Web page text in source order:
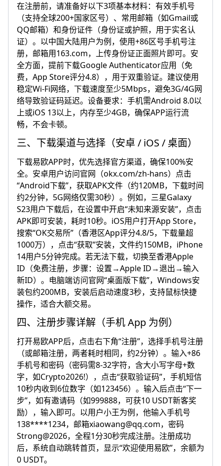
在注册前，请准备好以下3项基本材料：有效手机号
（支持全球200+国家区号）、常用邮箱（如Gmail或
QQ邮箱）和身份证件（身份证或护照，用于实名认
证）。以中国大陆用户为例，使用+86区号手机号注
册，邮箱用163.com，上传身份证正面照片即可。安
全方面，提前下载Google Authenticator应用（免
费，App Store评分4.8），用于双重验证。建议使用
稳定Wi-Fi网络，下载速度至少5Mbps，避免3G/4G网
络导致验证码延迟。设备要求：手机需Android 8.0以
上或iOS 13以上，内存至少4GB，确保APP运行流
畅，不会卡顿。
三、下载渠道与选择（安卓 / iOS / 桌面）
下载易欧APP时，优先选择官方渠道，确保100%安
全。安卓用户访问官网（okx.com/zh-hans）点击
“Android下载”，获取APK文件（约120MB，下载时间
约2分钟，5G网络仅需30秒）。例如，三星Galaxy
S23用户下载后，在设置中开启“未知来源安装”，点击
APK即可安装，耗时10秒。iOS用户打开App Store，
搜索“OK交易所”（香港区App评分4.8/5，下载量超
1000万），点击“获取”安装，文件约150MB，iPhone
14用户5分钟完成。若无法下载，切换至香港Apple
ID（免费注册，步骤：设置→Apple ID→退出→输入
新ID）。电脑端访问官网“桌面版下载”，Windows安
装包约200MB，安装后启动速度3秒，支持鼠标快捷
操作，适合大额交易。
四、注册步骤详解（手机 App 为例）
打开易欧APP后，点击右下角“注册”，选择手机号注册
（或邮箱注册，两者耗时相同，约2分钟）。输入+86
手机号和密码（密码需8-32字符，含大小写字母+数
字，如Crypto2026!），点击“获取验证码”，手机短信
10秒内收到6位数字（如123456）。输入后点击“下一
步”，如有邀请码（如999888，可获10 USDT新客奖
励），输入即可。以用户小王为例，他输入手机号
138****1234，邮箱xiaowang@qq.com，密码
Strong@2026，全程1分30秒完成注册。注册成功
后，系统自动跳转首页，显示“欢迎使用易欧”，余额为
0 USDT。